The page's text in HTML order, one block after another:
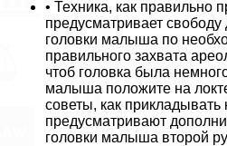
• Техника, как правильно
предусматривает
головки малыша по
правильного захвата
чтоб головка была
малыша положите на
советы, как прикладывать
предусматривают
головки малыша второй